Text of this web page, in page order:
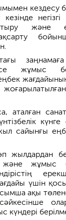
кездесу
кезінде
және
жақсарту
жұмыс
аталған
сайынғы
жылдардан
жұмыс
үшін
ақы
сәйкесінше
күндері